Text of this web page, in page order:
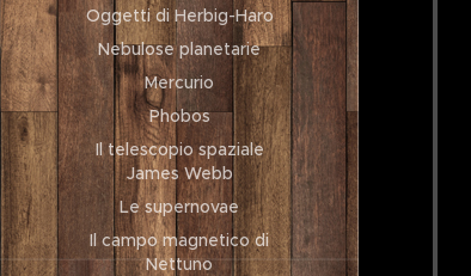
Oggetti di Herbig-Haro
Nebulose planetarie
Mercurio
Phobos
Il telescopio spaziale
James Webb
Le supernovae
Il campo magnetico di
Nettuno